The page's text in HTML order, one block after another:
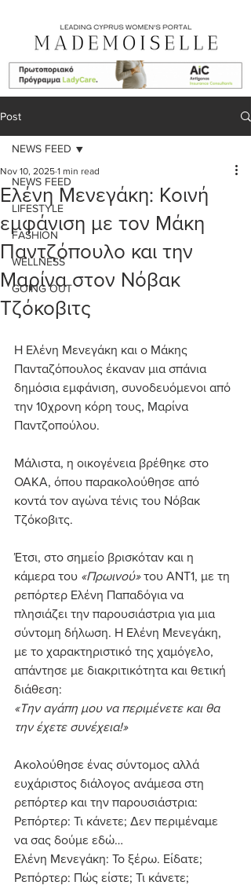
Post
NEWS FEED
LIFESTYLE
FASHION
WELLNESS
GOING OUT
NEWS FEED
Ελένη Μενεγάκη: Κοινή
εμφάνιση με τον Μάκη
Παντζόπουλο και την
Μαρίνα στον Νόβακ
Τζόκοβιτς
Nov 10, 2025 1 min read
Η Ελένη Μενεγάκη και ο Μάκης
Πανταζόπουλος έκαναν μια σπάνια
δημόσια εμφάνιση, συνοδευόμενοι από
την 10χρονη κόρη τους, Μαρίνα
Παντζοπούλου.
Μάλιστα, η οικογένεια βρέθηκε στο
ΟΑΚΑ, όπου παρακολούθησε από
κοντά τον αγώνα τένις του Νόβακ
Τζόκοβιτς.
Έτσι, στο σημείο βρισκόταν και η
κάμερα του «Πρωινού» του ΑΝΤ1, με τη
ρεπόρτερ Ελένη Παπαδόγια να
πλησιάζει την παρουσιάστρια για μια
σύντομη δήλωση. Η Ελένη Μενεγάκη,
με το χαρακτηριστικό της χαμόγελο,
απάντησε με διακριτικότητα και θετική
διάθεση:
«Την αγάπη μου να περιμένετε και θα
την έχετε συνέχεια!»
Ακολούθησε ένας σύντομος αλλά
ευχάριστος διάλογος ανάμεσα στη
ρεπόρτερ και την παρουσιάστρια:
Ρεπόρτερ: Τι κάνετε; Δεν περιμέναμε
να σας δούμε εδώ…
Ελένη Μενεγάκη: Το ξέρω. Είδατε;
Ρεπόρτερ: Πώς είστε; Τι κάνετε;